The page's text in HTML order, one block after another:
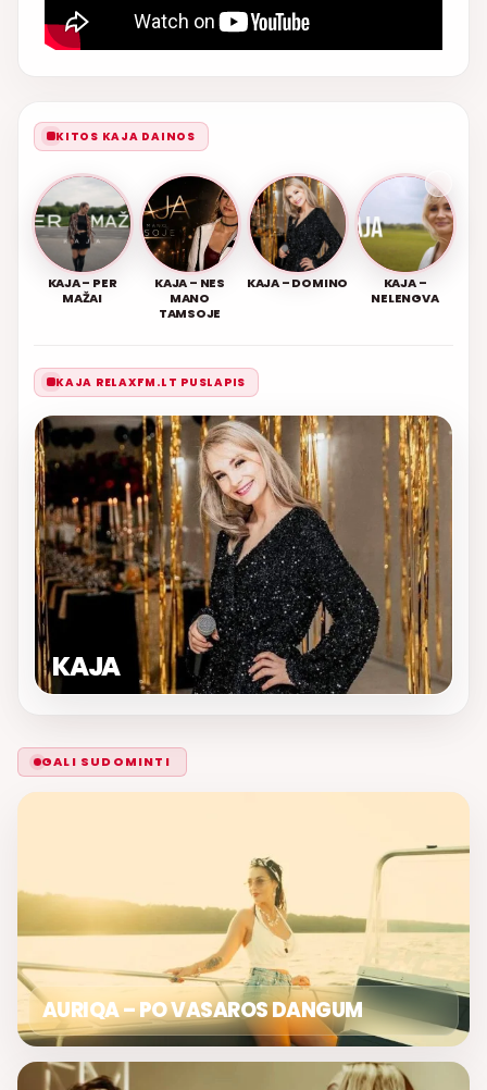
KITOS KAJA DAINOS
KAJA – PER
MAŽAI
KAJA – NES
MANO
TAMSOJE
KAJA – DOMINO
KAJA –
NELENGVA
KAJA RELAXFM.LT PUSLAPIS
KAJA
GALI SUDOMINTI
AURIQA – PO VASAROS DANGUM